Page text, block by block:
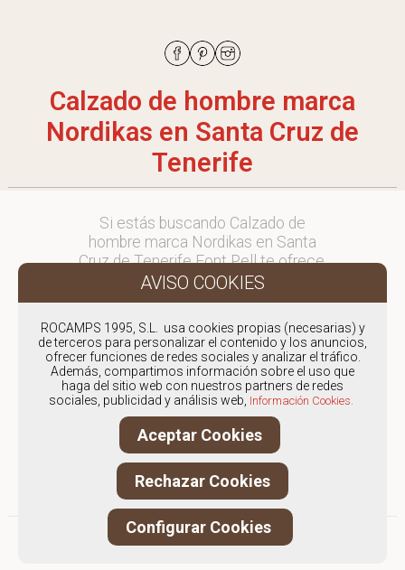
Calzado de hombre marca
Nordikas en Santa Cruz de
Tenerife
Si estás buscando Calzado de
hombre marca Nordikas en Santa
Cruz de Tenerife Font Pell te ofrece,
envíos y devoluciones gratuítos a
Península y Baleares, para otros
destinos consultar
en comercial@fontpell.com.
Los envíos a Santa Cruz de Tenerife
gestionados entre semana se
entregarán en menos de 48 horas;
los pedidos realizados en fin de
semana, el producto se enviará a
partir del lunes.
ROCAMPS 1995, S.L. usa cookies propias (necesarias) y
de terceros para personalizar el contenido y los anuncios,
ofrecer funciones de redes sociales y analizar el tráfico.
Además, compartimos información sobre el uso que
haga del sitio web con nuestros partners de redes
sociales, publicidad y análisis web, Información Cookies.
Aceptar Cookies
Rechazar Cookies
Configurar Cookies